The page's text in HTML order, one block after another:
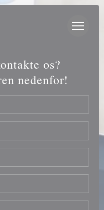
os?
nedenfor!